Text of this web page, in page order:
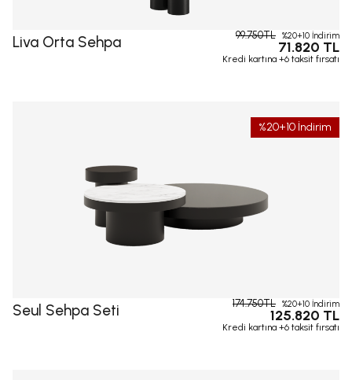
Liva Orta Sehpa 99.750TL %20+10 İndirim
71.820 TL
Kredi kartına +6 taksit fırsatı
%20+10 İndirim
Seul Sehpa Seti 174.750TL %20+10 İndirim
125.820 TL
Kredi kartına +6 taksit fırsatı